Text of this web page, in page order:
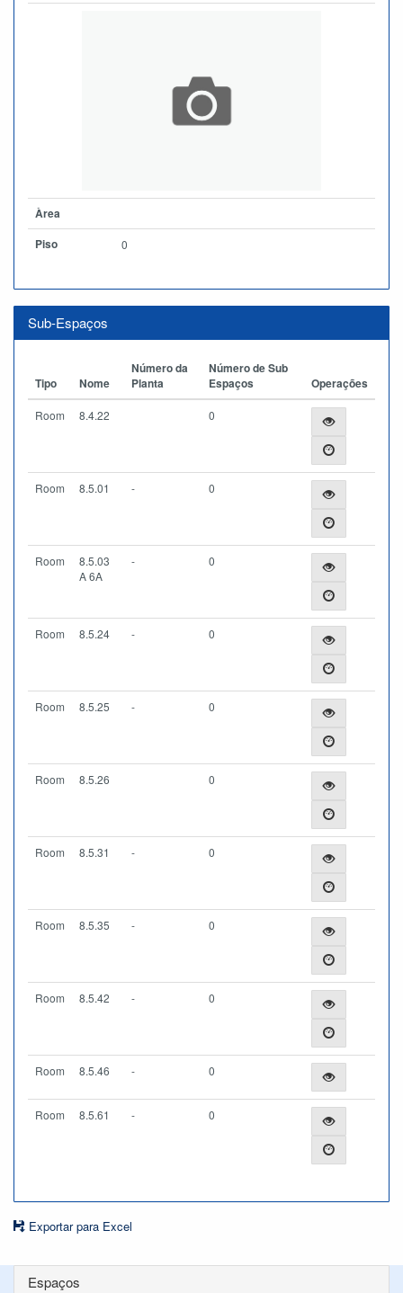
Àrea
Piso
0
Sub-Espaços
Tipo Nome
Número da
Planta
Número de Sub
Espaços
Operações
Room 8.4.22 0
Room 8.5.01 - 0
Room
8.5.03
A 6A
- 0
Room 8.5.24 - 0
Room 8.5.25 - 0
Room 8.5.26 0
Room 8.5.31 - 0
Room 8.5.35 - 0
Room 8.5.42 - 0
Room 8.5.46 - 0
Room 8.5.61 - 0
Exportar para Excel
Espaços